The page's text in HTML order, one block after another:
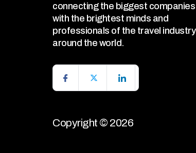
connecting the biggest companies
with the brightest minds and
professionals of the travel industry
around the world.
Copyright © 2026